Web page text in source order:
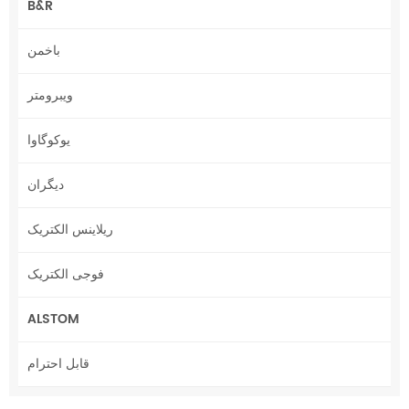
B&R
باخمن
ویبرومتر
یوکوگاوا
دیگران
ریلاینس الکتریک
فوجی الکتریک
ALSTOM
قابل احترام